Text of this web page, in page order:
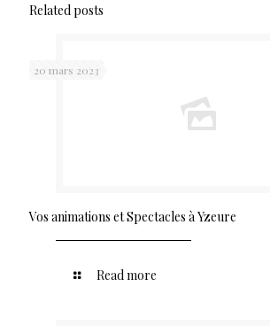
Related posts
20 mars 2023
Vos animations et Spectacles à Yzeure
Read more